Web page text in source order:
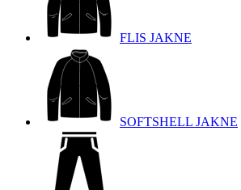
FLIS JAKNE
SOFTSHELL JAKNE